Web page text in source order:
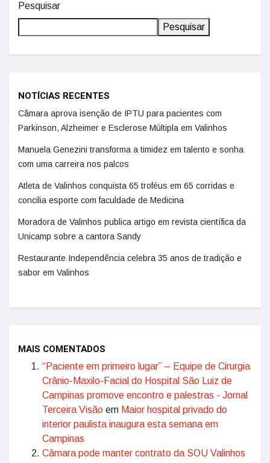
Pesquisar
Pesquisar
NOTÍCIAS RECENTES
Câmara aprova isenção de IPTU para pacientes com
Parkinson, Alzheimer e Esclerose Múltipla em Valinhos
Manuela Genezini transforma a timidez em talento e sonha
com uma carreira nos palcos
Atleta de Valinhos conquista 65 troféus em 65 corridas e
concilia esporte com faculdade de Medicina
Moradora de Valinhos publica artigo em revista científica da
Unicamp sobre a cantora Sandy
Restaurante Independência celebra 35 anos de tradição e
sabor em Valinhos
MAIS COMENTADOS
“Paciente em primeiro lugar” – Equipe de Cirurgia
Crânio-Maxilo-Facial do Hospital São Luiz de
Campinas promove encontro e palestras - Jornal
Terceira Visão em Maior hospital privado do
interior paulista inaugura esta semana em
Campinas
Câmara pode manter contrato da SOU Valinhos